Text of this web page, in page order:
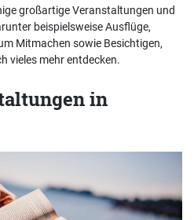
großartige Veranstaltungen und
beispielsweise Ausflüge,
Mitmachen sowie Besichtigen,
vieles mehr entdecken.
in